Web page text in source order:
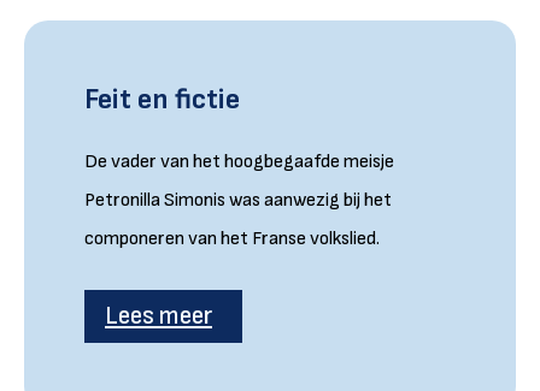
Feit en fictie
De vader van het hoogbegaafde meisje
Petronilla Simonis was aanwezig bij het
componeren van het Franse volkslied.
Lees meer